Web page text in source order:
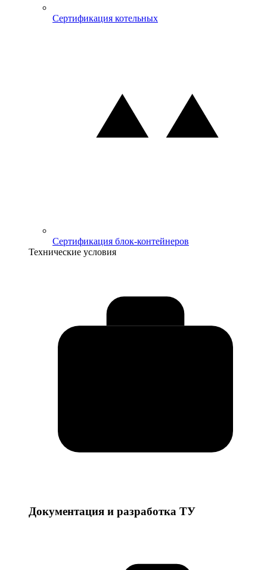
Сертификация котельных
Сертификация блок-контейнеров
Технические условия
Документация и разработка ТУ